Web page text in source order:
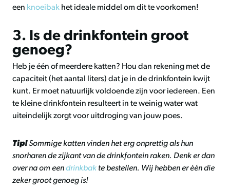
een knoeibak het ideale middel om dit te voorkomen!
3. Is de drinkfontein groot
genoeg?
Heb je één of meerdere katten? Hou dan rekening met de
capaciteit (het aantal liters) dat je in de drinkfontein kwijt
kunt. Er moet natuurlijk voldoende zijn voor iedereen. Een
te kleine drinkfontein resulteert in te weinig water wat
uiteindelijk zorgt voor uitdroging van jouw poes.
Tip!Sommige katten vinden het erg onprettig als hun
snorharen de zijkant van de drinkfontein raken. Denk er dan
over na om eendrinkbak te bestellen. Wij hebben er één die
zeker groot genoeg is!